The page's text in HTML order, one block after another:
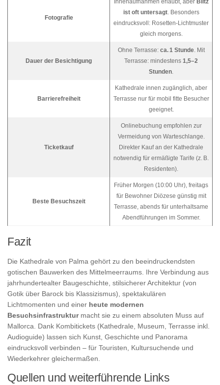
Fotografie
ist oft untersagt. Besonders
eindrucksvoll: Rosetten-Lichtmuster
gleich morgens.
Dauer der Besichtigung
Ohne Terrasse: ca. 1 Stunde. Mit
Terrasse: mindestens 1,5–2
Stunden
Barrierefreiheit
Kathedrale innen zugänglich, aber
Terrasse nur für mobil fitte Besucher
geeignet.
Ticketkauf
Onlinebuchung empfohlen zur
Vermeidung von Warteschlange.
Direkter Kauf an der Kathedrale
notwendig für ermäßigte Tarife (z. B.
Residenten).
Beste Besuchszeit
Früher Morgen (10:00 Uhr), freitags
für Bewohner Diözese günstig mit
Terrasse, abends für unterhaltsame
Abendführungen im Sommer.
Fazit
Die Kathedrale von Palma gehört zu den beeindruckendsten
gotischen Bauwerken des Mittelmeerraums. Ihre Verbindung aus
jahrhundertealter Baugeschichte, stilsicherer Architektur (von
Gotik über Barock bis Klassizismus), spektakulären
Lichtmomenten und einer heute modernen
Besuchsinfrastrukturmacht sie zu einem absoluten Muss auf
Mallorca. Dank Kombitickets (Kathedrale, Museum, Terrasse inkl.
Audioguide) lassen sich Kunst, Geschichte und Panorama
eindrucksvoll verbinden – für Touristen, Kultursuchende und
Wiederkehrer gleichermaßen.
Quellen und weiterführende Links